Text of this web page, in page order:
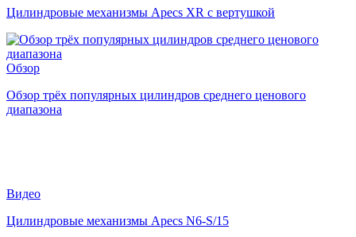
Цилиндровые механизмы Apecs XR с вертушкой
Обзор
Обзор трёх популярных цилиндров среднего ценового
диапазона
Видео
Цилиндровые механизмы Apecs N6-S/15